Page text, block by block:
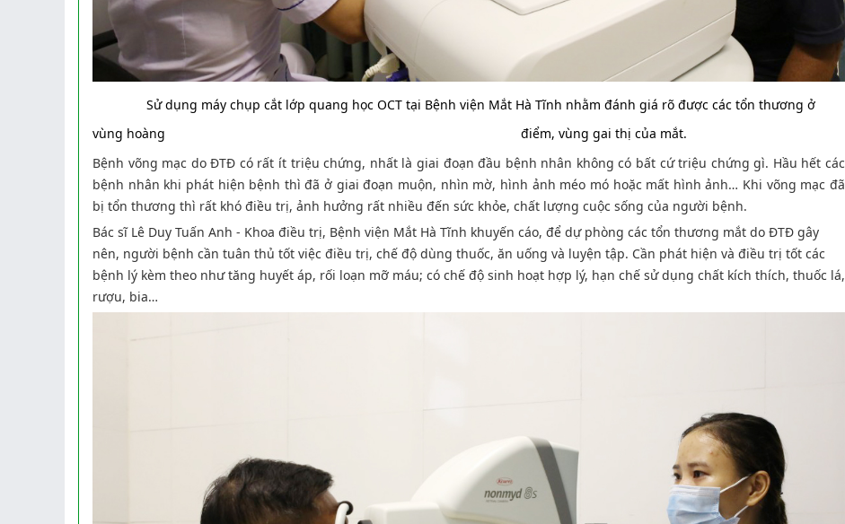
Sử dụng máy chụp cắt lớp quang học OCT tại Bệnh viện Mắt Hà Tĩnh nhằm đánh giá rõ được các tổn thương ở
vùng hoàng điểm, vùng gai thị của mắt.
Bệnh võng mạc do ĐTĐ có rất ít triệu chứng, nhất là giai đoạn đầu bệnh nhân không có bất cứ triệu chứng gì. Hầu hết các
bệnh nhân khi phát hiện bệnh thì đã ở giai đoạn muộn, nhìn mờ, hình ảnh méo mó hoặc mất hình ảnh… Khi võng mạc đã
bị tổn thương thì rất khó điều trị, ảnh hưởng rất nhiều đến sức khỏe, chất lượng cuộc sống của người bệnh.
Bác sĩ Lê Duy Tuấn Anh - Khoa điều trị, Bệnh viện Mắt Hà Tĩnh khuyến cáo, để dự phòng các tổn thương mắt do ĐTĐ gây
nên, người bệnh cần tuân thủ tốt việc điều trị, chế độ dùng thuốc, ăn uống và luyện tập. Cần phát hiện và điều trị tốt các
bệnh lý kèm theo như tăng huyết áp, rối loạn mỡ máu; có chế độ sinh hoạt hợp lý, hạn chế sử dụng chất kích thích, thuốc lá,
rượu, bia…